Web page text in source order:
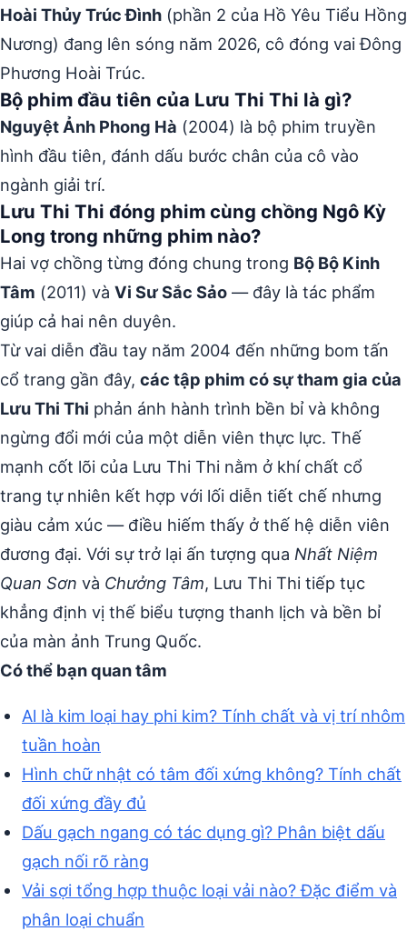
Hoài Thủy Trúc Đình (phần 2 của Hồ Yêu Tiểu Hồng
Nương) đang lên sóng năm 2026, cô đóng vai Đông
Phương Hoài Trúc.
Bộ phim đầu tiên của Lưu Thi Thi là gì?
Nguyệt Ảnh Phong Hà (2004) là bộ phim truyền
hình đầu tiên, đánh dấu bước chân của cô vào
ngành giải trí.
Lưu Thi Thi đóng phim cùng chồng Ngô Kỳ
Long trong những phim nào?
Hai vợ chồng từng đóng chung trong Bộ Bộ Kinh
Tâm (2011) và Vi Sư Sắc Sảo — đây là tác phẩm
giúp cả hai nên duyên.
Từ vai diễn đầu tay năm 2004 đến những bom tấn
cổ trang gần đây, các tập phim có sự tham gia của
Lưu Thi Thi phản ánh hành trình bền bỉ và không
ngừng đổi mới của một diễn viên thực lực. Thế
mạnh cốt lõi của Lưu Thi Thi nằm ở khí chất cổ
trang tự nhiên kết hợp với lối diễn tiết chế nhưng
giàu cảm xúc — điều hiếm thấy ở thế hệ diễn viên
đương đại. Với sự trở lại ấn tượng qua Nhất Niệm
Quan Sơn và Chưởng Tâm, Lưu Thi Thi tiếp tục
khẳng định vị thế biểu tượng thanh lịch và bền bỉ
của màn ảnh Trung Quốc.
Có thể bạn quan tâm
Al là kim loại hay phi kim? Tính chất và vị trí nhôm
tuần hoàn
Hình chữ nhật có tâm đối xứng không? Tính chất
đối xứng đầy đủ
Dấu gạch ngang có tác dụng gì? Phân biệt dấu
gạch nối rõ ràng
Vải sợi tổng hợp thuộc loại vải nào? Đặc điểm và
phân loại chuẩn